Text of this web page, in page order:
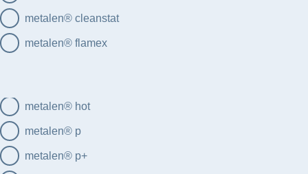
metalen® cleanstat
metalen® flamex
metalen® hot
metalen® p
metalen® p+